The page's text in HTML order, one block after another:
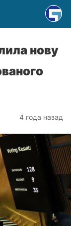
нову
4 года назад